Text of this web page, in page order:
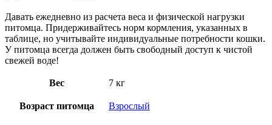
Давать ежедневно из расчета веса и физической нагрузки
питомца. Придерживайтесь норм кормления, указанных в
таблице, но учитывайте индивидуальные потребности кошки.
У питомца всегда должен быть свободный доступ к чистой
свежей воде!
Вес 7 кг
Возраст питомца Взрослый